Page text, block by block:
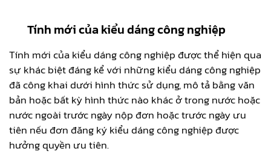
Tính mới của kiểu dáng công nghiệp
Tính mới của kiểu dáng công nghiệp được thể hiện qua
sự khác biệt đáng kể với những kiểu dáng công nghiệp
đã công khai dưới hình thức sử dụng, mô tả bằng văn
bản hoặc bất kỳ hình thức nào khác ở trong nước hoặc
nước ngoài trước ngày nộp đơn hoặc trước ngày ưu
tiên nếu đơn đăng ký kiểu dáng công nghiệp được
hưởng quyền ưu tiên.